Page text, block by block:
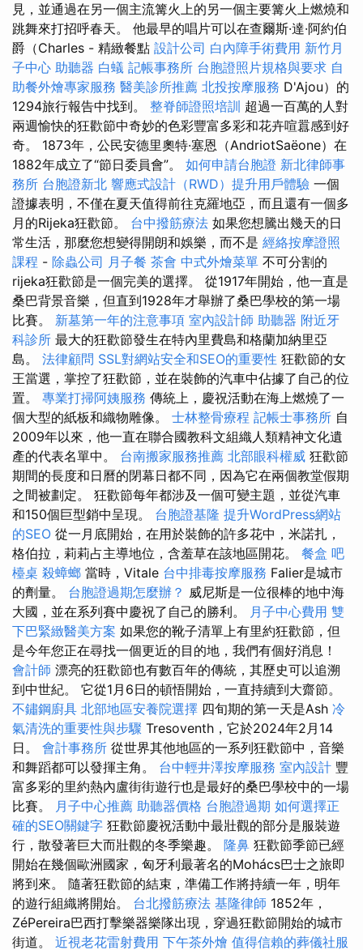
見，並通過在另一個主流篝火上的另一個主要篝火上燃燒和
跳舞來打招呼春天。 他最早的唱片可以在查爾斯·達·阿約伯
爵（Charles - 精緻餐點 設計公司 白內障手術費用 新竹月
子中心 助聽器 白蟻 記帳事務所 台胞證照片規格與要求 自
助餐外燴專家服務 醫美診所推薦 北投按摩服務 D'Ajou）的
1294旅行報告中找到。 整脊師證照培訓 超過一百萬的人對
兩週愉快的狂歡節中奇妙的色彩豐富多彩和花卉喧囂感到好
奇。 1873年，公民安德里奧特·塞恩（AndriotSaëone）在
1882年成立了“節日委員會”。 如何申請台胞證 新北律師事
務所 台胞證新北 響應式設計（RWD）提升用戶體驗 一個
證據表明，不僅在夏天值得前往克羅地亞，而且還有一個多
月的Rijeka狂歡節。 台中撥筋療法 如果您想騰出幾天的日
常生活，那麼您想變得開朗和娛樂，而不是 經絡按摩證照
課程 - 除蟲公司 月子餐 茶會 中式外燴菜單 不可分割的
rijeka狂歡節是一個完美的選擇。 從1917年開始，他一直是
桑巴背景音樂，但直到1928年才舉辦了桑巴學校的第一場
比賽。 新墓第一年的注意事項 室內設計師 助聽器 附近牙
科診所 最大的狂歡節發生在特內里費島和格蘭加納里亞
島。 法律顧問 SSL對網站安全和SEO的重要性 狂歡節的女
王當選，掌控了狂歡節，並在裝飾的汽車中佔據了自己的位
置。 專業打掃阿姨服務 傳統上，慶祝活動在海上燃燒了一
個大型的紙板和織物雕像。 士林整骨療程 記帳士事務所 自
2009年以來，他一直在聯合國教科文組織人類精神文化遺
產的代表名單中。 台南搬家服務推薦 北部眼科權威 狂歡節
期間的長度和日曆的閉幕日都不同，因為它在兩個教堂假期
之間被劃定。 狂歡節每年都涉及一個可變主題，並從汽車
和150個巨型銷中呈現。 台胞證基隆 提升WordPress網站
的SEO 從一月底開始，在用於裝飾的許多花中，米諾扎，
格伯拉，莉莉占主導地位，含羞草在該地區開花。 餐盒 吧
檯桌 殺蟑螂 當時，Vitale 台中排毒按摩服務 Falier是城市
的劑量。 台胞證過期怎麼辦？ 威尼斯是一位很棒的地中海
大國，並在系列賽中慶祝了自己的勝利。 月子中心費用 雙
下巴緊緻醫美方案 如果您的靴子清單上有里約狂歡節，但
是今年您正在尋找一個更近的目的地，我們有個好消息！
會計師 漂亮的狂歡節也有數百年的傳統，其歷史可以追溯
到中世紀。 它從1月6日的頓悟開始，一直持續到大齋節。
不鏽鋼廚具 北部地區安養院選擇 四旬期的第一天是Ash 冷
氣清洗的重要性與步驟 Tresoventh，它於2024年2月14
日。 會計事務所 從世界其他地區的一系列狂歡節中，音樂
和舞蹈都可以發揮主角。 台中輕井澤按摩服務 室內設計 豐
富多彩的里約熱內盧街街遊行也是最好的桑巴學校中的一場
比賽。 月子中心推薦 助聽器價格 台胞證過期 如何選擇正
確的SEO關鍵字 狂歡節慶祝活動中最壯觀的部分是服裝遊
行，散發著巨大而壯觀的冬季樂趣。 隆鼻 狂歡節季節已經
開始在幾個歐洲國家，匈牙利最著名的Mohács巴士之旅即
將到來。 隨著狂歡節的結束，準備工作將持續一年，明年
的遊行組織將開始。 台北撥筋療法 基隆律師 1852年，
ZéPereira巴西打擊樂器樂隊出現，穿過狂歡節開始的城市
街道。 近視老花雷射費用 下午茶外燴 值得信賴的葬儀社服